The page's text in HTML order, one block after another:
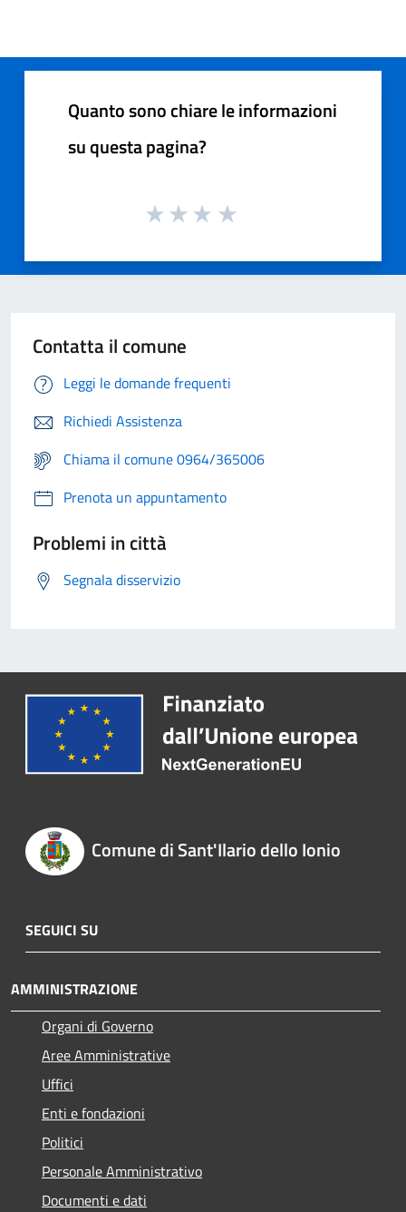
Quanto sono chiare le informazioni
su questa pagina?
Contatta il comune
Leggi le domande frequenti
Richiedi Assistenza
Chiama il comune 0964/365006
Prenota un appuntamento
Problemi in città
Segnala disservizio
Comune di Sant'Ilario dello Ionio
SEGUICI SU
AMMINISTRAZIONE
Organi di Governo
Aree Amministrative
Uffici
Enti e fondazioni
Politici
Personale Amministrativo
Documenti e dati